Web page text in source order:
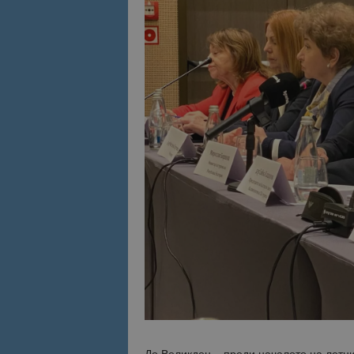
Име
is_visitor_unique
is_unique
_ga_B09EBBY8PY
_ga_WXPDN4HSCV
_ga_FK650GXHRZ
_ga
sc_is_visitor_unique